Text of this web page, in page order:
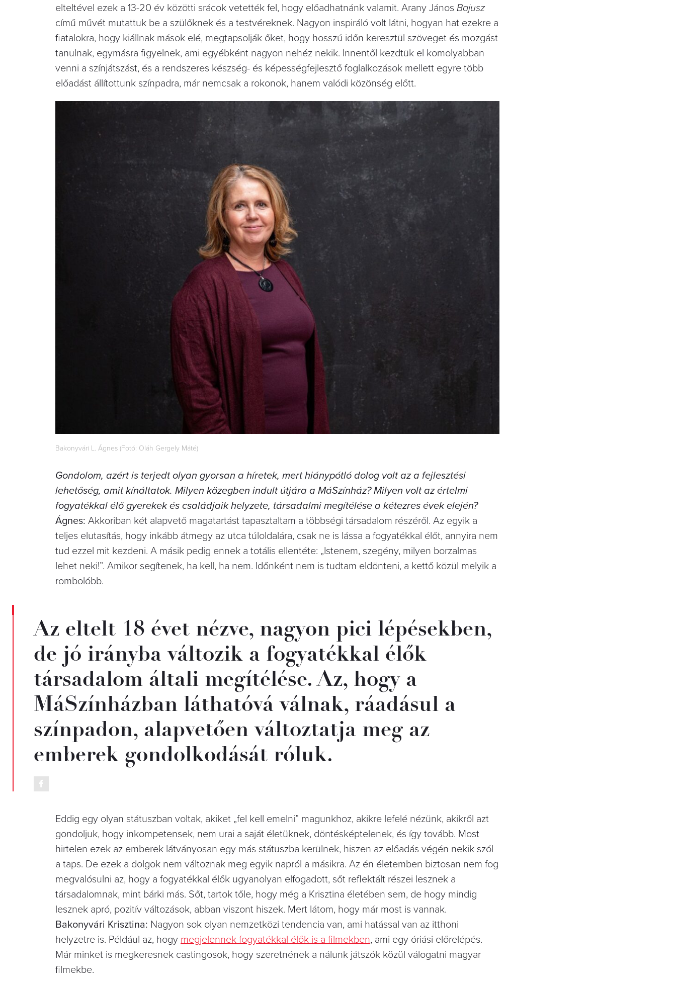
elteltével ezek a 13-20 év közötti srácok vetették fel, hogy előadhatnánk valamit. Arany János Bajusz
című művét mutattuk be a szülőknek és a testvéreknek. Nagyon inspiráló volt látni, hogyan hat ezekre a
fiatalokra, hogy kiállnak mások elé, megtapsolják őket, hogy hosszú időn keresztül szöveget és mozgást
tanulnak, egymásra figyelnek, ami egyébként nagyon nehéz nekik. Innentől kezdtük el komolyabban
venni a színjátszást, és a rendszeres készség- és képességfejlesztő foglalkozások mellett egyre több
előadást állítottunk színpadra, már nemcsak a rokonok, hanem valódi közönség előtt.
Bakonyvári L. Ágnes (Fotó: Oláh Gergely Máté)
Gondolom, azért is terjedt olyan gyorsan a híretek, mert hiánypótló dolog volt az a fejlesztési
lehetőség, amit kínáltatok. Milyen közegben indult útjára a MáSzínház? Milyen volt az értelmi
fogyatékkal élő gyerekek és családjaik helyzete, társadalmi megítélése a kétezres évek elején?
Ágnes: Akkoriban két alapvető magatartást tapasztaltam a többségi társadalom részéről. Az egyik a
teljes elutasítás, hogy inkább átmegy az utca túloldalára, csak ne is lássa a fogyatékkal élőt, annyira nem
tud ezzel mit kezdeni. A másik pedig ennek a totális ellentéte: „Istenem, szegény, milyen borzalmas
lehet neki!”. Amikor segítenek, ha kell, ha nem. Időnként nem is tudtam eldönteni, a kettő közül melyik a
rombolóbb.
Az eltelt 18 évet nézve, nagyon pici lépésekben,
de jó irányba változik a fogyatékkal élők
társadalom általi megítélése. Az, hogy a
MáSzínházban láthatóvá válnak, ráadásul a
színpadon, alapvetően változtatja meg az
emberek gondolkodását róluk.
Eddig egy olyan státuszban voltak, akiket „fel kell emelni” magunkhoz, akikre lefelé nézünk, akikről azt
gondoljuk, hogy inkompetensek, nem urai a saját életüknek, döntésképtelenek, és így tovább. Most
hirtelen ezek az emberek látványosan egy más státuszba kerülnek, hiszen az előadás végén nekik szól
a taps. De ezek a dolgok nem változnak meg egyik napról a másikra. Az én életemben biztosan nem fog
megvalósulni az, hogy a fogyatékkal élők ugyanolyan elfogadott, sőt reflektált részei lesznek a
társadalomnak, mint bárki más. Sőt, tartok tőle, hogy még a Krisztina életében sem, de hogy mindig
lesznek apró, pozitív változások, abban viszont hiszek. Mert látom, hogy már most is vannak.
Bakonyvári Krisztina: Nagyon sok olyan nemzetközi tendencia van, ami hatással van az itthoni
helyzetre is. Például az, hogy megjelennek fogyatékkal élők is a filmekben, ami egy óriási előrelépés.
Már minket is megkeresnek castingosok, hogy szeretnének a nálunk játszók közül válogatni magyar
filmekbe.